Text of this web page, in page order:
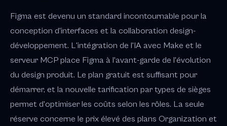
Figma est devenu un standard incontournable pour la
conception d'interfaces et la collaboration design-
développement. L'intégration de l'IA avec Make et le
serveur MCP place Figma à l'avant-garde de l'évolution
du design produit. Le plan gratuit est suffisant pour
démarrer, et la nouvelle tarification par types de sièges
permet d'optimiser les coûts selon les rôles. La seule
réserve concerne le prix élevé des plans Organization et